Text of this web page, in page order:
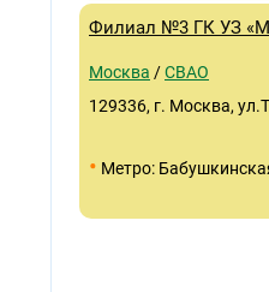
Филиал №3 ГК УЗ
Москва /СВАО
129336, г. Москва,
• Метро: